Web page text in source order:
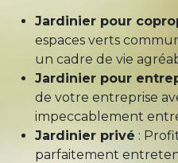
Jardinier pour
espaces verts
un cadre de vie
Jardinier pour
de votre entreprise
impeccablement
Jardinier privé :
parfaitement